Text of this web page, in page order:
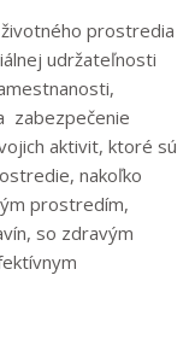
prostredia
udržateľnosti
zabezpečenie
aktivit, ktoré sú
nakoľko
prostredím,
so zdravým